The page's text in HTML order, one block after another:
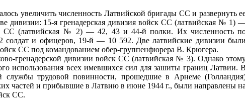
увеличить численность Латвийской бригады СС и развернуть
дивизии: 15‑я гренадерская дивизия войск СС (латвийская № 1)
СС (латвийская № 2) — 42, 43 и 44‑й полки. Их численность
солдат и офицеров, 19‑й — 10 592. Две латвийские дивизии были
СС под командованием обер‑группенфюрера В. Крюгера.
дивизии войск СС (латвийская № 3). Однако
использования всех имевшихся сил для зашиты границ Латвии. В
службы трудовой повинности, прошедшие в Арнеме
частей и прибывшие в Латвию в июне 1944 г., были направлены на
СС.